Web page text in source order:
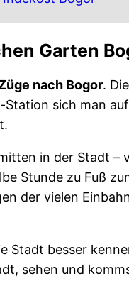
Garten
nach Bogor.
sich man
in der Stadt –
Stunde zu Fuß
der vielen
Stadt besser
sehen und